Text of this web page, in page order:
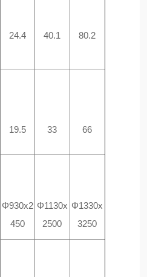
24.4 40.1 80.2
19.5 33 66
Φ930x2
450
Φ1130x
2500
Φ1330x
3250